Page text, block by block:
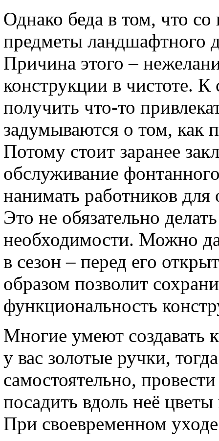
Однако беда в том, что
предметы ландшафтного
Причина этого –
конструкции в чистоте.
получить что-то
задумываются о том, как
Потому стоит заранее
обслуживание
нанимать работников
Это не обязательно
необходимости. Можно
в сезон – перед его
образом позволит
функциональность
Многие умеют создавать
у вас золотые ручки,
самостоятельно,
посадить вдоль неё
При своевременном уходе